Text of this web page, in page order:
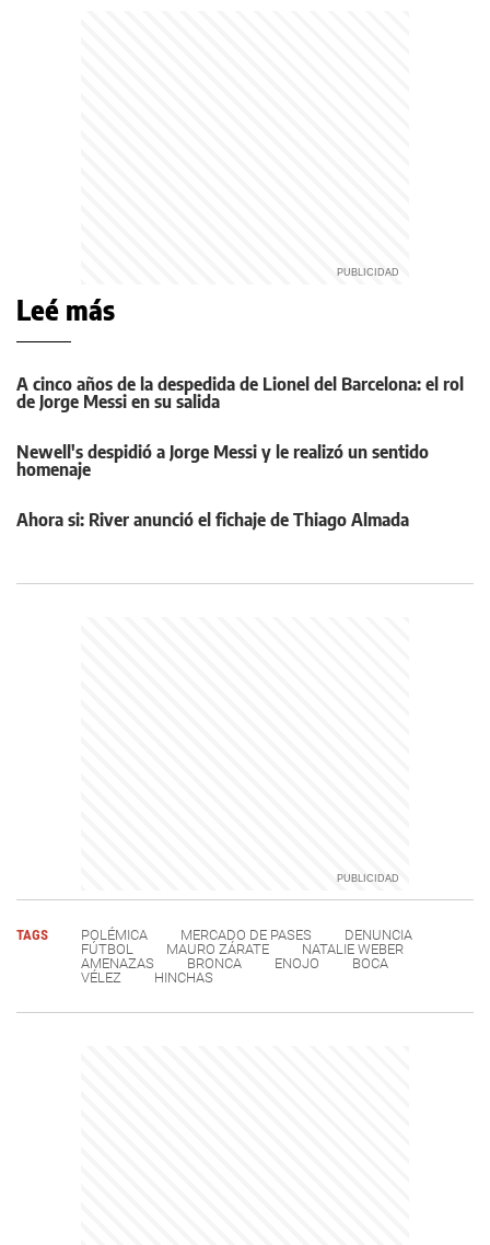
Leé más
A cinco años de la despedida de Lionel del Barcelona: el rol
de Jorge Messi en su salida
Newell's despidió a Jorge Messi y le realizó un sentido
homenaje
Ahora si: River anunció el fichaje de Thiago Almada
TAGS POLÉMICA MERCADO DE PASES
DENUNCIA
FÚTBOL
MAURO ZÁRATE
NATALIE WEBER
AMENAZAS
BRONCA ENOJO
BOCA
VÉLEZ
HINCHAS